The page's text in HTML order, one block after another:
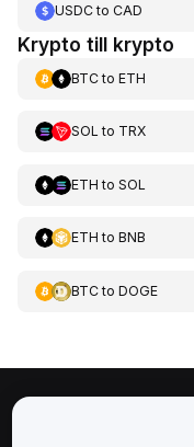
USDCto CAD
Krypto till krypto
BTCto ETH
SOL to TRX
ETH to SOL
ETH to BNB
BTCto DOGE